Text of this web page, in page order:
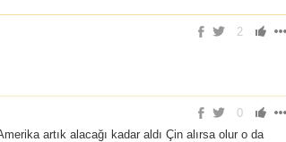
2
0
artık alacağı kadar aldı Çin alırsa olur o da